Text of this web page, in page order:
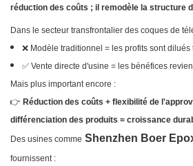
réduction des coûts ; il remodèle la structure
Dans le secteur transfrontalier des coques de
❌ Modèle traditionnel = les profits sont
✅ Vente directe d'usine = les bénéfices
Mais plus important encore :
👉 Réduction des coûts + flexibilité de
différenciation des produits = croissance
Des usines comme Shenzhen Boer
fournissent :